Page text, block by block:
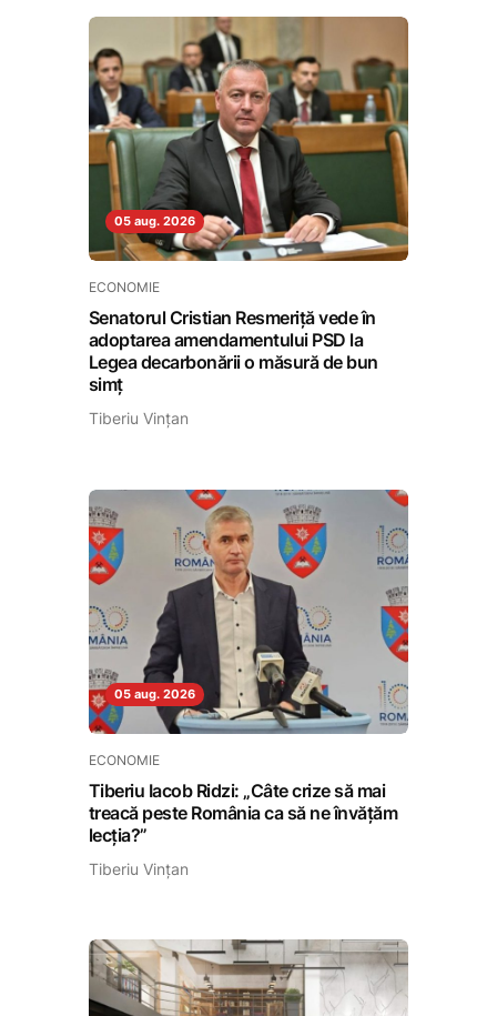
05 aug. 2026
ECONOMIE
Senatorul Cristian Resmeriță vede în
adoptarea amendamentului PSD la
Legea decarbonării o măsură de bun
simț
Tiberiu Vințan
05 aug. 2026
ECONOMIE
Tiberiu Iacob Ridzi: „Câte crize să mai
treacă peste România ca să ne învățăm
lecția?”
Tiberiu Vințan